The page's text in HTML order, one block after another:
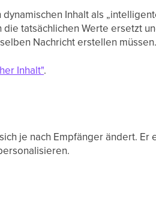
Inhalt als
tatsächlichen Werte ersetzt
Nachricht erstellen
Inhalt".
je nach Empfänger ändert.